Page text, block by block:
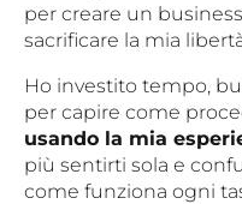
per creare un
sacrificare la mia
Ho investito tempo,
per capire come
usando la mia
più sentirti sola e
come funziona ogni